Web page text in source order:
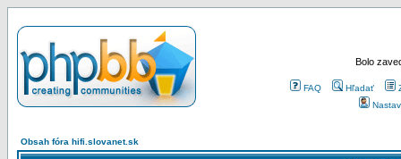
Bolo
FAQ Hľadať
Obsah fóra hifi.slovanet.sk